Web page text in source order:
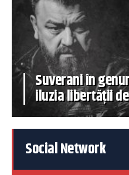
Suverani în
iluzia libertății
Social Network